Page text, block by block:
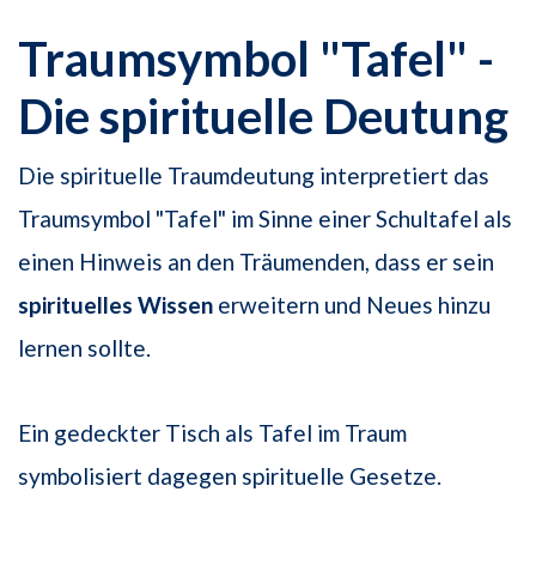
Traumsymbol "Tafel" -
Die spirituelle Deutung
Die spirituelle Traumdeutung interpretiert das
Traumsymbol "Tafel" im Sinne einer Schultafel als
einen Hinweis an den Träumenden, dass er sein
spirituelles Wissen erweitern und Neues hinzu
lernen sollte.
Ein gedeckter Tisch als Tafel im Traum
symbolisiert dagegen spirituelle Gesetze.